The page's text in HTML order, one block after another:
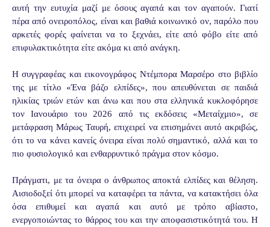
αυτή την ευτυχία μαζί με όσους αγαπά και τον αγαπούν. Γιατί
πέρα από ονειροπόλος, είναι και βαθιά κοινωνικό ον, παρόλο που
αρκετές φορές φαίνεται να το ξεχνάει, είτε από φόβο είτε από
επιφυλακτικότητα είτε ακόμα κι από ανάγκη.
Η συγγραφέας και εικονογράφος Ντέμπορα Μαρσέρο στο βιβλίο
της με τίτλο «Ένα βάζο ελπίδες», που απευθύνεται σε παιδιά
ηλικίας τριών ετών και άνω και που στα ελληνικά κυκλοφόρησε
τον Ιανουάριο του 2026 από τις εκδόσεις «Μεταίχμιο», σε
μετάφραση Μάρως Ταυρή, επιχειρεί να επισημάνει αυτό ακριβώς,
ότι το να κάνει κανείς όνειρα είναι πολύ σημαντικό, αλλά και το
πιο φυσιολογικό και ενθαρρυντικό πράγμα στον κόσμο.
Πράγματι, με τα όνειρα ο άνθρωπος αποκτά ελπίδες και θέληση.
Αισιοδοξεί ότι μπορεί να καταφέρει τα πάντα, να κατακτήσει όλα
όσα επιθυμεί και αγαπά και αυτό με τρόπο αβίαστο,
ενεργοποιώντας το θάρρος του και την αποφασιστικότητά του. Η